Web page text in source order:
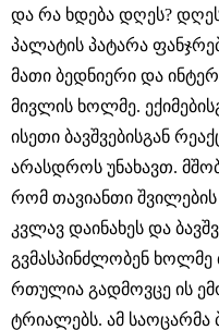
და რა ხდება დღეს?
პალატის პატარა
მათი ბედნიერი და
მივლის ხოლმე.
ისეთი ბავშვებისგან
არასდროს უნახავთ.
რომ თავიანთი
კვლავ დაინახეს და
გვმასპინძლობენ
რთულია გადმოვცე ის
ტრიალებს. ამ საოცარმა